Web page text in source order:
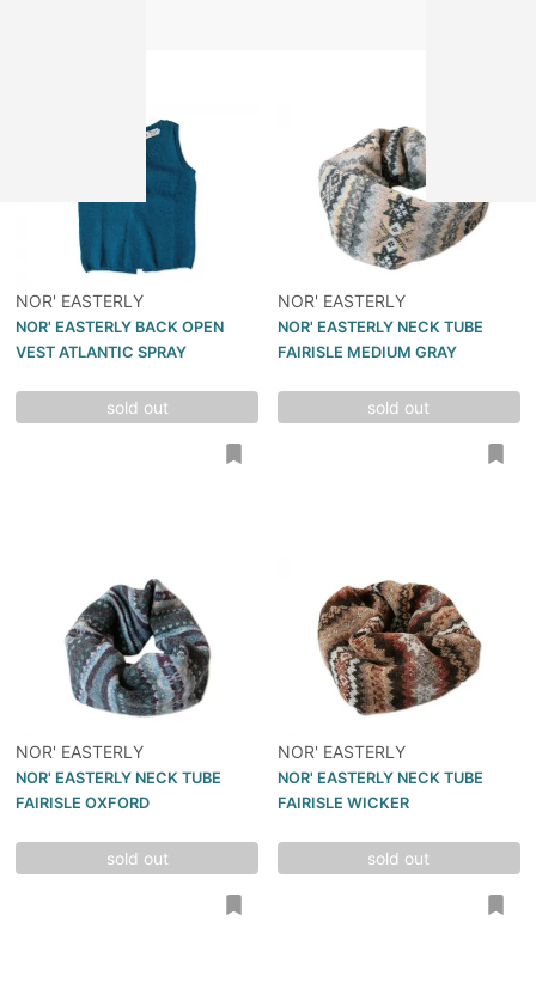
NOR' EASTERLY
NOR' EASTERLY BACK OPEN
VEST ATLANTIC SPRAY
sold out
NOR' EASTERLY
NOR' EASTERLY NECK TUBE
FAIRISLE MEDIUM GRAY
sold out
NOR' EASTERLY
NOR' EASTERLY NECK TUBE
FAIRISLE OXFORD
sold out
NOR' EASTERLY
NOR' EASTERLY NECK TUBE
FAIRISLE WICKER
sold out